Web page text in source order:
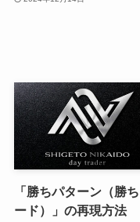
「勝ちパターン（勝
ード）」の再現方法